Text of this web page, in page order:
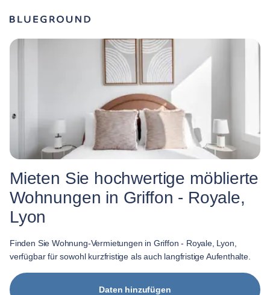
Mieten Sie hochwertige möblierte
Wohnungen in Griffon - Royale,
Lyon
Finden Sie Wohnung-Vermietungen in Griffon - Royale, Lyon,
verfügbar für sowohl kurzfristige als auch langfristige Aufenthalte.
Daten hinzufügen